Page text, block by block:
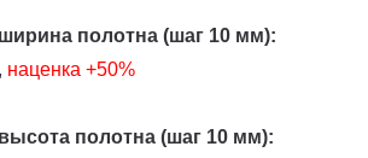
полотна (шаг 10 мм):
наценка +50%
полотна (шаг 10 мм):